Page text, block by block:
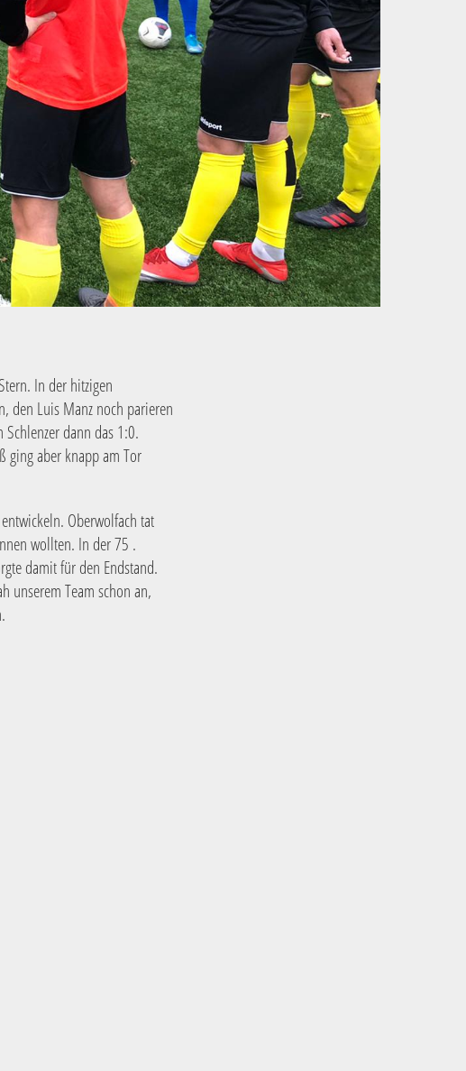
In der hitzigen
den Luis Manz noch parieren
dann das 1:0.
ging aber knapp am Tor
Oberwolfach tat
wollten. In der 75 .
damit für den Endstand.
unserem Team schon an,